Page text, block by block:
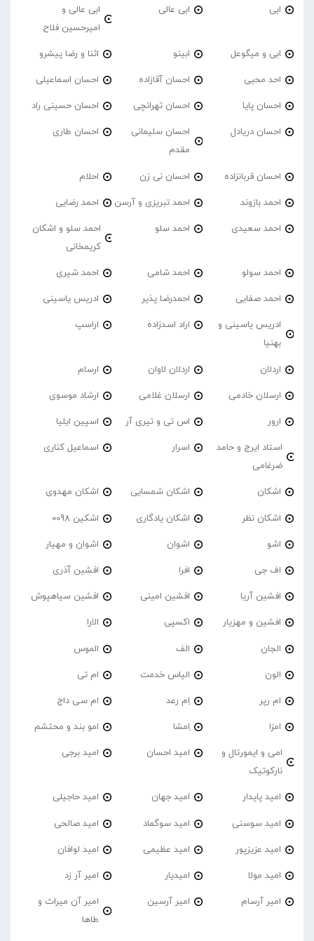
ابی ابی عالی
ابی عالی و
امیرحسین فلاح
ابی و میگوعل ابینو اثنا و رضا پیشرو
احد محبی احسان آقازاده احسان اسماعیلی
احسان پایا احسان تهرانچی احسان حسینی راد
احسان دریادل
احسان سلیمانی
مقدم
احسان طاری
احسان قربانزاده احسان نی زن احلام
احمد بازوند احمد تبریزی و آرسن احمد‌ رضایی
احمد سعیدی احمد سلو
احمد سلو و اشکان
کریمخانی
احمد سولو احمد شامی احمد شیری
احمد صفایی احمدرضا پذیر ادریس یاسینی
ادریس یاسینی و
بهنیا
اراد اسدزاده اراسپ
اردلان اردلان لاوان ارسام
ارسلان خادمی ارسلان غلامی ارشاد موسوی
ارور اس تی و تیری آر اسپین ایلیا
استاد ایرج و حامد
ضرغامی
اسرار اسماعیل کناری
اشکان اشکان شمسایی اشکان مهدوی
اشکان نظر اشکان یادگاری اشکین 0098
اشو اشوان اشوان و مهیار
اف جی افرا افشین آذری
افشین آریا افشین امینی افشین سیاهپوش
افشین و مهزیار اکسپی الارا
الجان الف الموس
الون الیاس خدمت ام تی
ام رپر اِم رعد ام سی داج
امزا اِمشا امو بند و محتشم
امی و ایمورتال و
نارکوتیک
امید احسان امید برجی
امید پایدار امید جهان امید حاجیلی
امید سوسنی امید سوگماد امید صالحی
امید عزیزپور امید عظیمی امید لوافان
امید مولا امیدیار امیر آر زد
امیر آرسام امیر آرسین
امیر آن میراث و
طاها